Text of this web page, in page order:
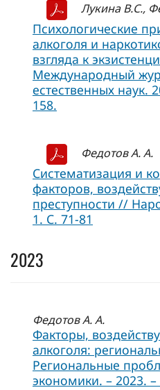
Лукина В.С.,
Психологические
алкоголя и
взгляда к
Международный
естественных наук.
158.
Федотов А. А.
Систематизация и
факторов,
преступности //
1. С. 71-81
2023
Федотов А. А.
Факторы,
алкоголя:
Региональные
экономики. – 2023.